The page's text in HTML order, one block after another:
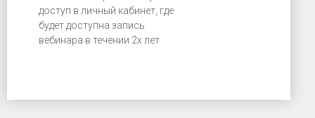
доступ в личный кабинет, где
будет доступна запись
вебинара в течении 2х лет